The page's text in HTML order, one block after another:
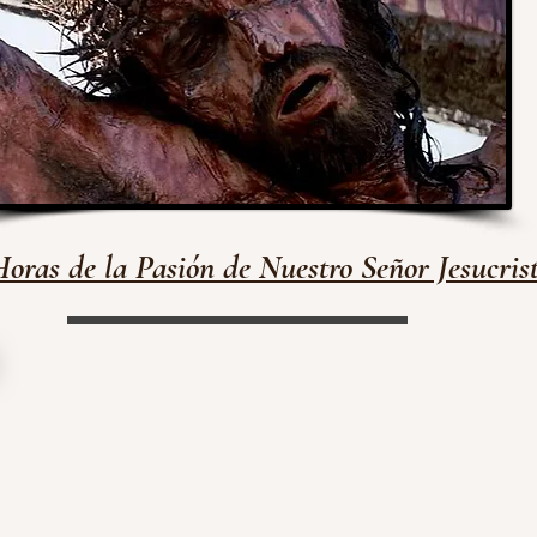
de la Pasión de Nuestro Señor